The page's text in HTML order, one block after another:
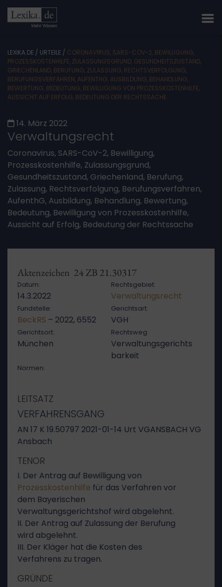
LEXIKA.DE / URTEILE / CORONAVIRUS, SARS-COV-2, BEWILLIGUNG,
PROZESSKOSTENHILFE, ZULASSUNGSGRUND, GESUNDHEITSZUSTAND,
GRIECHENLAND, BERUFUNG, ZULASSUNG, RECHTSVERFOLGUNG,
BERUFUNGSVERFAHREN, AUFENTHG, AUSBILDUNG, BEHANDLUNG,
BEWERTUNG, BEDEUTUNG, BEWILLIGUNG VON PROZESSKOSTENHILFE,
AUSSICHT AUF ERFOLG, BEDEUTUNG DER RECHTSSACHE
14. März 2022
Verwaltungsrecht
Coronavirus, SARS-CoV-2, Bewilligung,
Prozesskostenhilfe, Zulassungsgrund,
Gesundheitszustand, Griechenland, Berufung,
Zulassung, Rechtsverfolgung, Berufungsverfahren,
AufenthG, Ausbildung, Behandlung, Bewertung,
Bedeutung, Bewilligung von Prozesskostenhilfe,
Aussicht auf Erfolg, Bedeutung der Rechtssache
Aktenzeichen 24 ZB 21.30317
Datum:
14.3.2022
Rechtsgebiet:
Verwaltungsrecht
Fundstelle:
BeckRS – 2022, 6552
Gerichtsart:
VGH
Gerichtsort:
München
Rechtsweg:
Verwaltungsgerichts
barkeit
Normen:
LEITSATZ
VERFAHRENSGANG
AN 17 K 19.50797 2021-01-14 Urt VGANSBACH VG
Ansbach
TENOR
I. Der Antrag auf Bewilligung von
Prozesskostenhilfe für das Verfahren vor
dem Bayerischen
Verwaltungsgerichtshof wird abgelehnt.
II. Der Antrag auf Zulassung der Berufung
wird abgelehnt.
III. Der Kläger hat die Kosten des
Verfahrens zu tragen.
GRÜNDE